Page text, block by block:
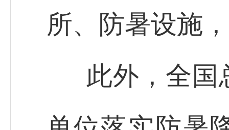
所、防暑设施
此外，全国